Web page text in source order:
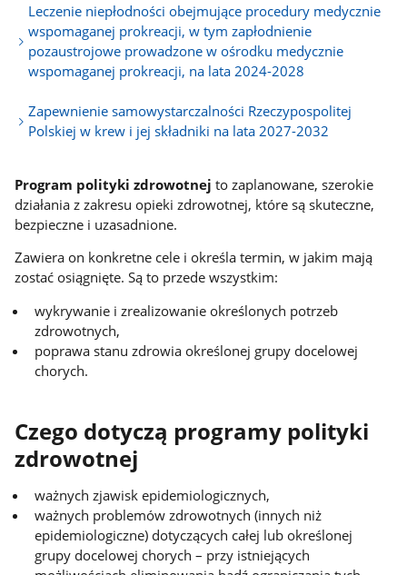
Leczenie niepłodności obejmujące procedury medycznie
wspomaganej prokreacji, w tym zapłodnienie
pozaustrojowe prowadzone w ośrodku medycznie
wspomaganej prokreacji, na lata 2024-2028
Zapewnienie samowystarczalności Rzeczypospolitej
Polskiej w krew i jej składniki na lata 2027-2032
Program polityki zdrowotnej to zaplanowane, szerokie
działania z zakresu opieki zdrowotnej, które są skuteczne,
bezpieczne i uzasadnione.
Zawiera on konkretne cele i określa termin, w jakim mają
zostać osiągnięte. Są to przede wszystkim:
wykrywanie i zrealizowanie określonych potrzeb
zdrowotnych,
poprawa stanu zdrowia określonej grupy docelowej
chorych.
Czego dotyczą programy polityki
zdrowotnej
ważnych zjawisk epidemiologicznych,
ważnych problemów zdrowotnych (innych niż
epidemiologiczne) dotyczących całej lub określonej
grupy docelowej chorych – przy istniejących